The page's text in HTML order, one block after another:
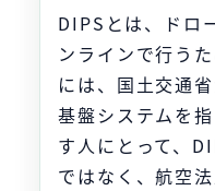
DIPSとは、ドロ
ンラインで行う
には、国土交通
基盤システムを
す人にとって、
ではなく、航空